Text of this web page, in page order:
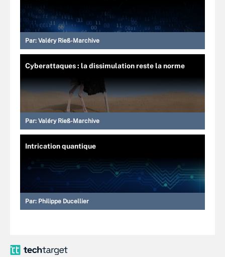
Par: Valéry Rieß-Marchive
Cyberattaques : la dissimulation reste la norme
Par: Valéry Rieß-Marchive
Intrication quantique
Par: Philippe Ducellier